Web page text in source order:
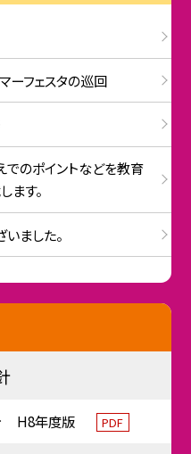
フェスタの巡回
のポイントなどを教育
ます。
ました。
H8年度版 PDF